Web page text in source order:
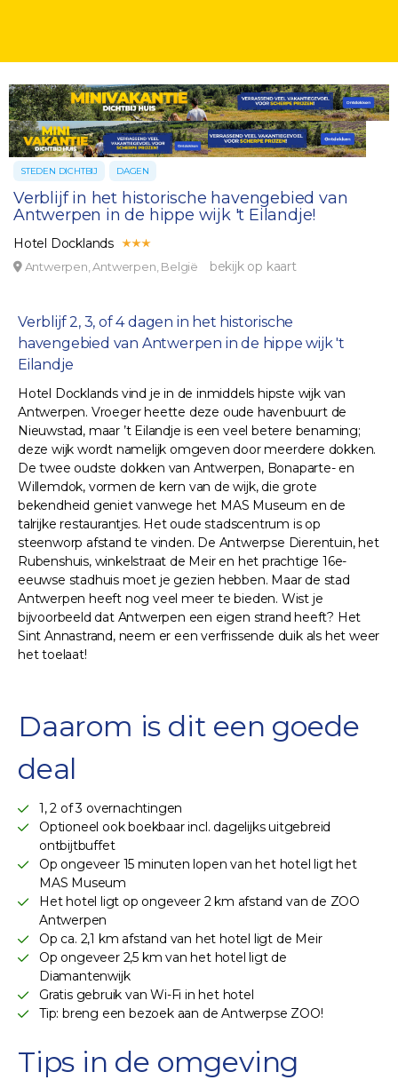
STEDEN DICHTBIJ DAGEN
Verblijf in het historische havengebied van
Antwerpen in de hippe wijk 't Eilandje!
Hotel Docklands
Antwerpen, Antwerpen, België bekijk op kaart
Verblijf 2, 3, of 4 dagen in het historische
havengebied van Antwerpen in de hippe wijk 't
Eilandje
Hotel Docklands vind je in de inmiddels hipste wijk van
Antwerpen. Vroeger heette deze oude havenbuurt de
Nieuwstad, maar ’t Eilandje is een veel betere benaming;
deze wijk wordt namelijk omgeven door meerdere dokken.
De twee oudste dokken van Antwerpen, Bonaparte- en
Willemdok, vormen de kern van de wijk, die grote
bekendheid geniet vanwege het MAS Museum en de
talrijke restaurantjes. Het oude stadscentrum is op
steenworp afstand te vinden. De Antwerpse Dierentuin, het
Rubenshuis, winkelstraat de Meir en het prachtige 16e-
eeuwse stadhuis moet je gezien hebben. Maar de stad
Antwerpen heeft nog veel meer te bieden. Wist je
bijvoorbeeld dat Antwerpen een eigen strand heeft? Het
Sint Annastrand, neem er een verfrissende duik als het weer
het toelaat!
Daarom is dit een goede
deal
1, 2 of 3 overnachtingen
Optioneel ook boekbaar incl. dagelijks uitgebreid
ontbijtbuffet
Op ongeveer 15 minuten lopen van het hotel ligt het
MAS Museum
Het hotel ligt op ongeveer 2 km afstand van de ZOO
Antwerpen
Op ca. 2,1 km afstand van het hotel ligt de Meir
Op ongeveer 2,5 km van het hotel ligt de
Diamantenwijk
Gratis gebruik van Wi-Fi in het hotel
Tip: breng een bezoek aan de Antwerpse ZOO!
Tips in de omgeving